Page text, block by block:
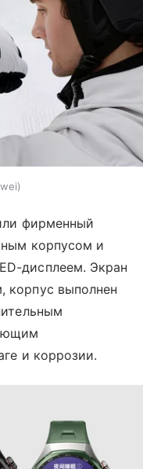
фирменный
корпусом и
дисплеем. Экран
выполнен
и коррозии.